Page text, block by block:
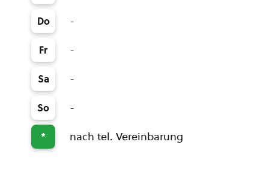
Do -
Fr -
Sa -
So -
* nach tel. Vereinbarung